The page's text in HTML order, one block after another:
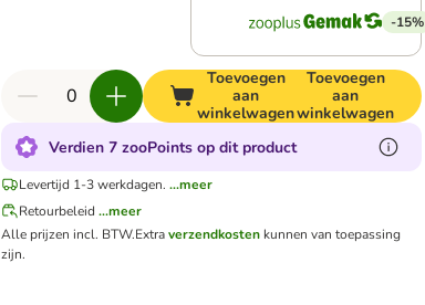
-15%
Toevoegen
aan
winkelwagen
Toevoegen
aan
winkelwagen
Verdien 7 zooPoints op dit product
Levertijd 1-3 werkdagen. ...meer
Retourbeleid ...meer
Alle prijzen incl. BTW.Extraverzendkosten kunnen van toepassing
zijn.